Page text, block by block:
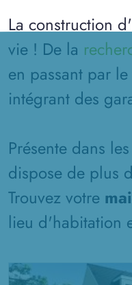
La construction
vie ! De la
en passant par
intégrant des
Présente dans
dispose de plus
Trouvez votre
lieu d'habitation